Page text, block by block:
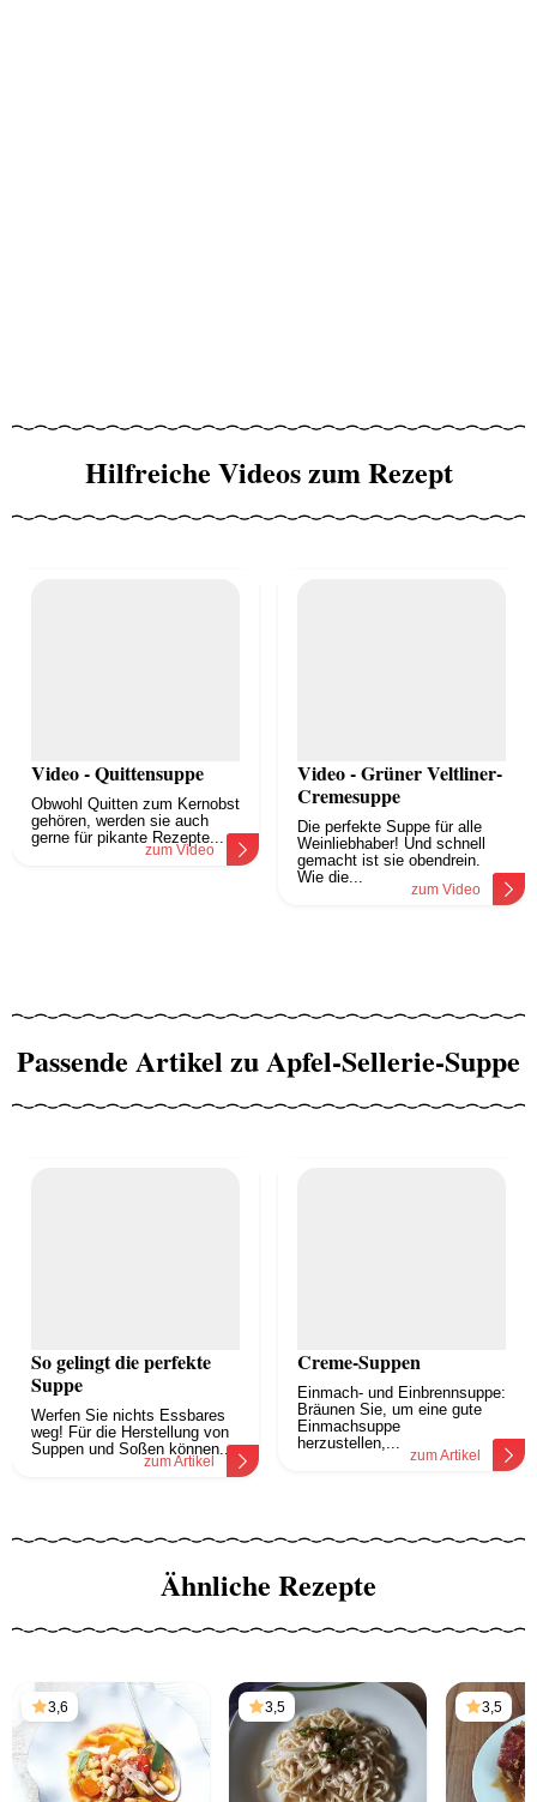
Hilfreiche Videos zum Rezept
Video - Quittensuppe
Obwohl Quitten zum Kernobst
gehören, werden sie auch
gerne für pikante Rezepte...
zum Video
Video - Grüner Veltliner-
Cremesuppe
Die perfekte Suppe für alle
Weinliebhaber! Und schnell
gemacht ist sie obendrein.
Wie die...
zum Video
Passende Artikel zu Apfel-Sellerie-Suppe
So gelingt die perfekte
Suppe
Werfen Sie nichts Essbares
weg! Für die Herstellung von
Suppen und Soßen können...
zum Artikel
Creme-Suppen
Einmach- und Einbrennsuppe:
Bräunen Sie, um eine gute
Einmachsuppe
herzustellen,...
zum Artikel
Ähnliche Rezepte
3,6 3,5 3,5